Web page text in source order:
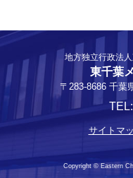
地方独立行政法
東千葉
〒283-8686 千葉
サイトマ
Copyright © Eastern